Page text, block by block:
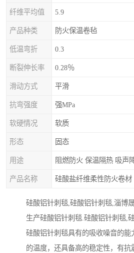
纤维平均值 5.9
产品种类 防火保温卷毡
低温弯折 0.3
断裂伸长率 0.28％
滑动方式 平滑
抗弯强度 强MPa
软硬情况 软质
形态 固态
用途 阻燃防火 保温隔热 吸声
产品名称 硅酸盐纤维柔性防火卷材
硅酸铝针刺毯,硅酸铝针刺毯,淄博
生产硅酸铝针刺毯.硅酸铝针刺毯,
硅酸铝针刺毯具有的吸收噪音的能
的温度，还具备高的稳定性，有抗